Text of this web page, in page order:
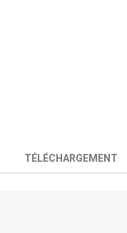
TÉLÉCHARGEMENT